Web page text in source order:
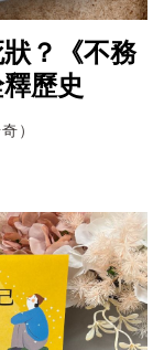
？《不務
歷史
）